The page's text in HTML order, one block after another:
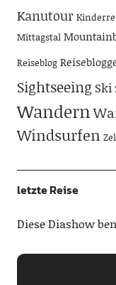
Kanutour
Mittagstal
Reiseblog
Sightseeing Ski
Wandern
Windsurfen
letzte Reise
Diese Diashow